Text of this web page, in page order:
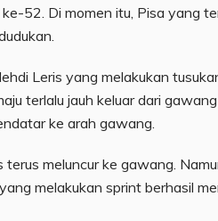
52. Di momen itu, Pisa yang
Leris yang melakukan
terlalu jauh keluar dari
ke arah gawang.
meluncur ke gawang.
melakukan sprint berhasil